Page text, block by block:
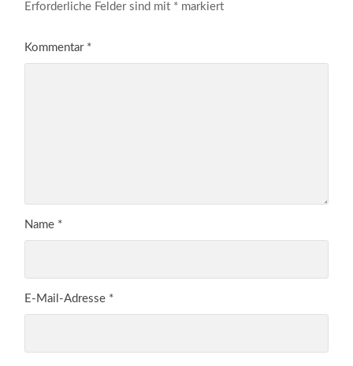
Erforderliche Felder sind mit * markiert
Kommentar *
Name *
E-Mail-Adresse *